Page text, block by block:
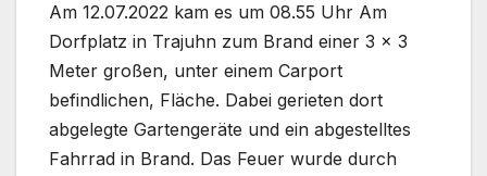
Am 12.07.2022 kam es um 08.55 Uhr Am
Dorfplatz in Trajuhn zum Brand einer 3 x 3
Meter großen, unter einem Carport
befindlichen, Fläche. Dabei gerieten dort
abgelegte Gartengeräte und ein abgestelltes
Fahrrad in Brand. Das Feuer wurde durch